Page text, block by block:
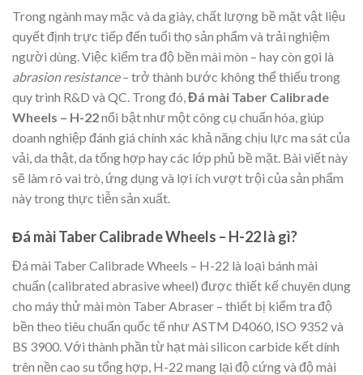
Trong ngành may mặc và da giày, chất lượng bề mặt vật liệu
quyết định trực tiếp đến tuổi thọ sản phẩm và trải nghiệm
người dùng. Việc kiểm tra độ bền mài mòn – hay còn gọi là
abrasion resistance– trở thành bước không thể thiếu trong
quy trình R&D và QC. Trong đó,Đá mài Taber Calibrade
Wheels – H-22nổi bật như một công cụ chuẩn hóa, giúp
doanh nghiệp đánh giá chính xác khả năng chịu lực ma sát của
vải, da thật, da tổng hợp hay các lớp phủ bề mặt. Bài viết này
sẽ làm rõ vai trò, ứng dụng và lợi ích vượt trội của sản phẩm
này trong thực tiễn sản xuất.
Đá mài Taber Calibrade Wheels – H-22 là gì?
Đá mài Taber Calibrade Wheels – H-22 là loại bánh mài
chuẩn (calibrated abrasive wheel) được thiết kế chuyên dụng
cho máy thử mài mòn Taber Abraser – thiết bị kiểm tra độ
bền theo tiêu chuẩn quốc tế như ASTM D4060, ISO 9352 và
BS 3900. Với thành phần từ hạt mài silicon carbide kết dính
trên nền cao su tổng hợp, H-22 mang lại độ cứng và độ mài